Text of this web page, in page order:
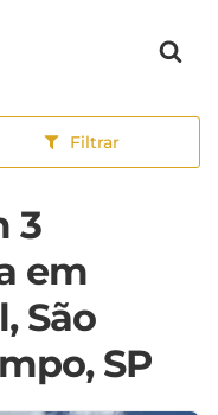
Filtrar
3
em
São
SP